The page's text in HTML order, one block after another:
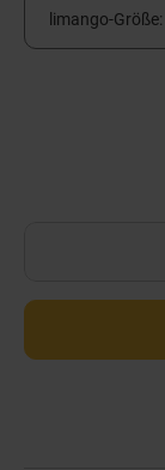
limango-Größe: